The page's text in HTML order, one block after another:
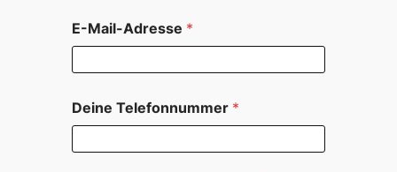
a
c
i
c
h
t
E-Mail-Adresse *
Deine Telefonnummer *